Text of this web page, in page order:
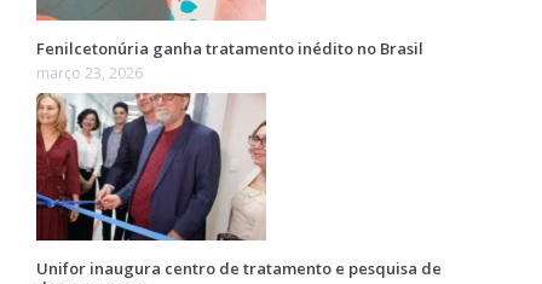
Fenilcetonúria ganha tratamento inédito no Brasil
março 23, 2026
Unifor inaugura centro de tratamento e pesquisa de